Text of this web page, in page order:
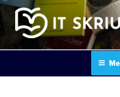
Skip
content
IT